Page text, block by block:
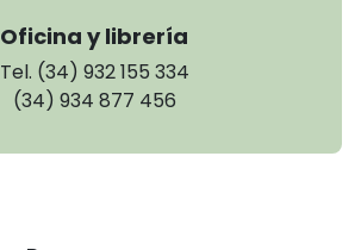
Oficina y librería
Tel. (34) 932 155 334
(34) 934 877 456